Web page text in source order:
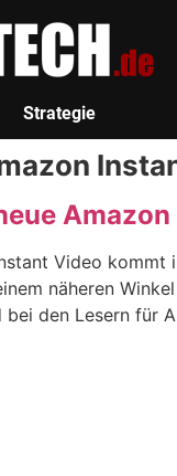
Strategie
Video
näheren
den Lesern für